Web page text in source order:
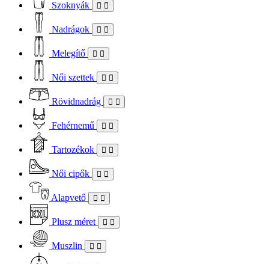
Szoknyák
Nadrágok
Melegítő
Női szettek
Rövidnadrág
Fehérnemű
Tartozékok
Női cipők
Alapvető
Plusz méret
Muszlin